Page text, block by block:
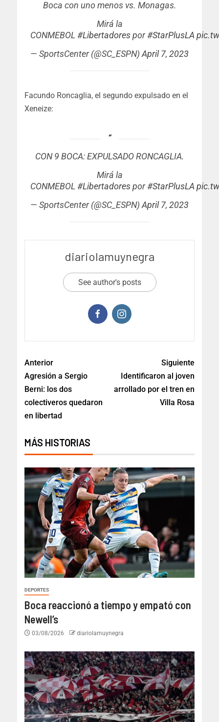
Boca con uno menos vs. Monagas.
Mirá la
CONMEBOL #Libertadorespor#StarPlusLA
— SportsCenter (@SC_ESPN) April 7, 2023
Facundo Roncaglia, el segundo expulsado en el
Xeneize:
CON 9 BOCA: EXPULSADO RONCAGLIA.
Mirá la
CONMEBOL #Libertadorespor#StarPlusLA
— SportsCenter (@SC_ESPN) April 7, 2023
diariolamuynegra
See author's posts
Anterior
Agresión a Sergio
Berni: los dos
colectiveros quedaron
en libertad
Siguiente
Identificaron al joven
arrollado por el tren en
Villa Rosa
MÁS HISTORIAS
DEPORTES
Boca reaccionó a tiempo y empató con
Newell’s
03/08/2026 diariolamuynegra